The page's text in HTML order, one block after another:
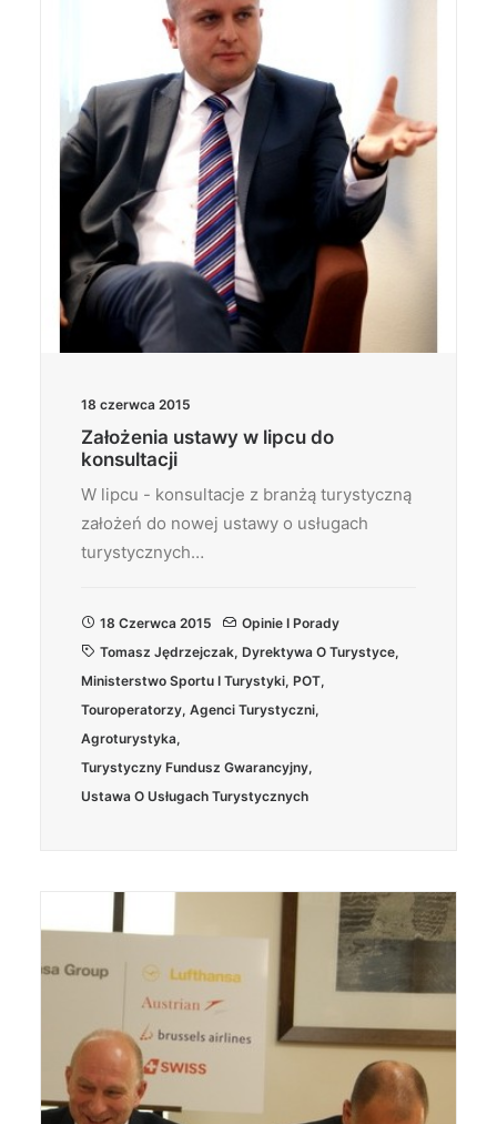
18 czerwca 2015
Założenia ustawy w lipcu do
konsultacji
W lipcu - konsultacje z branżą turystyczną
założeń do nowej ustawy o usługach
turystycznych…
18 Czerwca 2015
Opinie I Porady
Tomasz Jędrzejczak, Dyrektywa O Turystyce,
Ministerstwo Sportu I Turystyki, POT,
Touroperatorzy, Agenci Turystyczni,
Agroturystyka,
Turystyczny Fundusz Gwarancyjny,
Ustawa O Usługach Turystycznych